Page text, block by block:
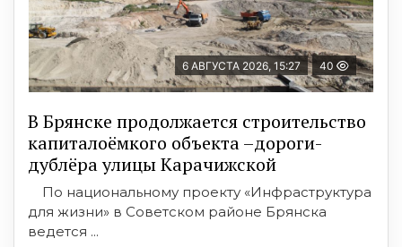
6 АВГУСТА 2026, 15:27 40
В Брянске продолжается строительство
капиталоёмкого объекта –дороги-
дублёра улицы Карачижской
По национальному проекту «Инфраструктура
для жизни» в Советском районе Брянска
ведется ...